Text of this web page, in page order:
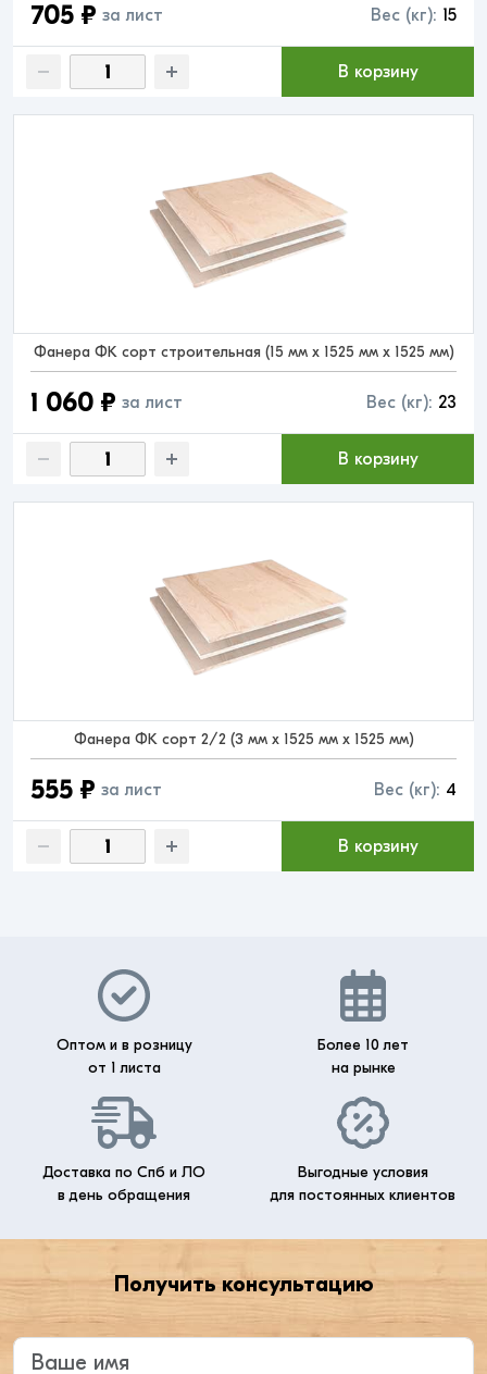
705 ₽ за лист Вес (кг): 15
В корзину
Фанера ФК сорт строительная (15 мм x 1525 мм x 1525 мм)
1 060 ₽ за лист Вес (кг): 23
В корзину
Фанера ФК сорт 2/2 (3 мм x 1525 мм x 1525 мм)
555 ₽ за лист Вес (кг): 4
В корзину
Оптом и в розницу
от 1 листа
Более 10 лет
на рынке
Доставка по Спб и ЛО
в день обращения
Выгодные условия
для постоянных клиентов
Получить консультацию
Введите ваше имя